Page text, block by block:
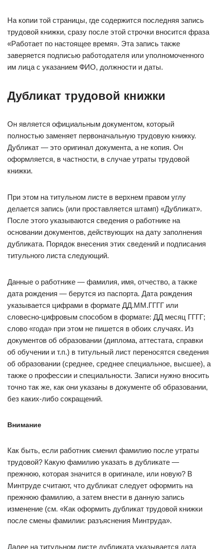
На копии той страницы, где содержится последняя запись
трудовой книжки, сразу после этой строчки вносится фраза
«Работает по настоящее время». Эта запись также
заверяется подписью работодателя или уполномоченного
им лица с указанием ФИО, должности и даты.
Дубликат трудовой книжки
Он является официальным документом, который
полностью заменяет первоначальную трудовую книжку.
Дубликат — это оригинал документа, а не копия. Он
оформляется, в частности, в случае утраты трудовой
книжки.
При этом на титульном листе в верхнем правом углу
делается запись (или проставляется штамп) «Дубликат».
После этого указываются сведения о работнике на
основании документов, действующих на дату заполнения
дубликата. Порядок внесения этих сведений и подписания
титульного листа следующий.
Данные о работнике — фамилия, имя, отчество, а также
дата рождения — берутся из паспорта. Дата рождения
указывается цифрами в формате ДД.ММ.ГГГГ или
словесно-цифровым способом в формате: ДД месяц ГГГГ;
слово «года» при этом не пишется в обоих случаях. Из
документов об образовании (диплома, аттестата, справки
об обучении и т.п.) в титульный лист переносятся сведения
об образовании (среднее, среднее специальное, высшее), а
также о профессии и специальности. Записи нужно вносить
точно так же, как они указаны в документе об образовании,
без каких-либо сокращений.
Внимание
Как быть, если работник сменил фамилию после утраты
трудовой? Какую фамилию указать в дубликате —
прежнюю, которая значится в оригинале, или новую? В
Минтруде считают, что дубликат следует оформить на
прежнюю фамилию, а затем внести в данную запись
изменение (см. «Как оформить дубликат трудовой книжки
после смены фамилии: разъяснения Минтруда».
Далее на титульном листе дубликата указывается дата